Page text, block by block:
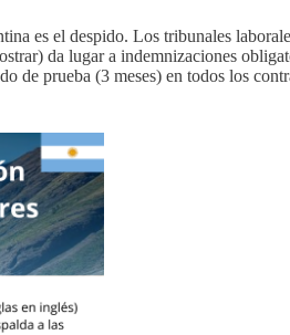
es el despido. Los tribunales
da lugar a indemnizaciones
de prueba (3 meses) en todos los